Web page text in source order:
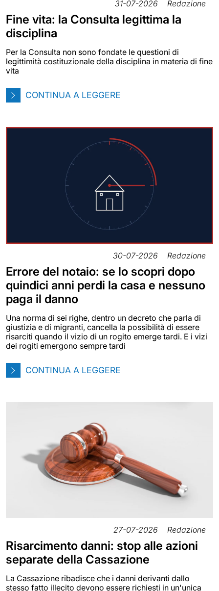
31-07-2026 Redazione
Fine vita: la Consulta legittima la
disciplina
Per la Consulta non sono fondate le questioni di
legittimità costituzionale della disciplina in materia di fine
vita
CONTINUA A LEGGERE
30-07-2026 Redazione
Errore del notaio: se lo scopri dopo
quindici anni perdi la casa e nessuno
paga il danno
Una norma di sei righe, dentro un decreto che parla di
giustizia e di migranti, cancella la possibilità di essere
risarciti quando il vizio di un rogito emerge tardi. E i vizi
dei rogiti emergono sempre tardi
CONTINUA A LEGGERE
27-07-2026 Redazione
Risarcimento danni: stop alle azioni
separate della Cassazione
La Cassazione ribadisce che i danni derivanti dallo
stesso fatto illecito devono essere richiesti in un'unica